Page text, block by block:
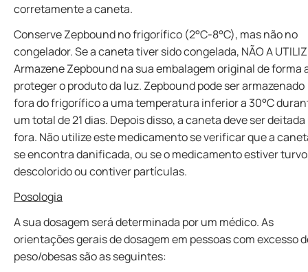
corretamente a caneta.
Conserve Zepbound no frigorífico (2°C-8°C), mas não no
congelador. Se a caneta tiver sido congelada, NÃO A
Armazene Zepbound na sua embalagem original de forma
proteger o produto da luz. Zepbound pode ser armazenado
fora do frigorífico a uma temperatura inferior a 30°C
um total de 21 dias. Depois disso, a caneta deve ser deitada
fora. Não utilize este medicamento se verificar que a
se encontra danificada, ou se o medicamento estiver
descolorido ou contiver partículas.
Posologia
A sua dosagem será determinada por um médico. As
orientações gerais de dosagem em pessoas com excesso
peso/obesas são as seguintes: